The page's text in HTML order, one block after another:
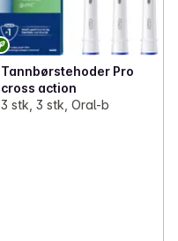
Tannbørstehoder Pro
cross action
3 stk, 3 stk, Oral-b